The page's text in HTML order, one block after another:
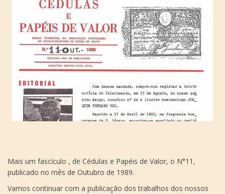
Mais um fascículo , de Cédulas e Papéis de Valor, o N°11,
publicado no mês de Outubro de 1989.
Vamos continuar com a publicação dos trabalhos dos nossos